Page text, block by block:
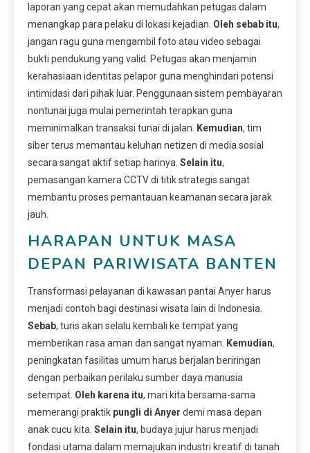
laporan yang cepat akan memudahkan petugas dalam
menangkap para pelaku di lokasi kejadian. Oleh sebab itu,
jangan ragu guna mengambil foto atau video sebagai
bukti pendukung yang valid. Petugas akan menjamin
kerahasiaan identitas pelapor guna menghindari potensi
intimidasi dari pihak luar. Penggunaan sistem pembayaran
nontunai juga mulai pemerintah terapkan guna
meminimalkan transaksi tunai di jalan.
Kemudian, tim
siber terus memantau keluhan netizen di media sosial
secara sangat aktif setiap harinya. Selain itu,
pemasangan kamera CCTV di titik strategis sangat
membantu proses pemantauan keamanan secara jarak
jauh.
HARAPAN UNTUK MASA
DEPAN PARIWISATA BANTEN
Transformasi pelayanan di kawasan pantai Anyer harus
menjadi contoh bagi destinasi wisata lain di Indonesia.
Sebab, turis akan selalu kembali ke tempat yang
memberikan rasa aman dan sangat nyaman.
Kemudian,
peningkatan fasilitas umum harus berjalan beriringan
dengan perbaikan perilaku sumber daya manusia
setempat. Oleh karena itu, mari kita bersama-sama
memerangi praktik pungli di Anyer demi masa depan
anak cucu kita. Selain itu, budaya jujur harus menjadi
fondasi utama dalam memajukan industri kreatif di tanah